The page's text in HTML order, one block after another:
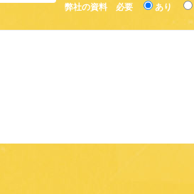
弊社の資料 必要
あり